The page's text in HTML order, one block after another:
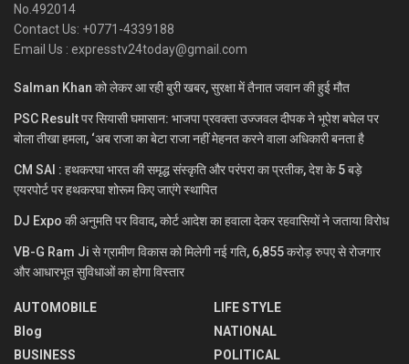
No.492014
Contact Us: +0771-4339188
Email Us : expresstv24today@gmail.com
Salman Khan को लेकर आ रही बुरी खबर, सुरक्षा में तैनात जवान की हुई मौत
PSC Result पर सियासी घमासान: भाजपा प्रवक्ता उज्जवल दीपक ने भूपेश बघेल पर
बोला तीखा हमला, ‘अब राजा का बेटा राजा नहीं मेहनत करने वाला अधिकारी बनता है
CM SAI : हथकरघा भारत की समृद्ध संस्कृति और परंपरा का प्रतीक, देश के 5 बड़े
एयरपोर्ट पर हथकरघा शोरूम किए जाएंगे स्थापित
DJ Expo की अनुमति पर विवाद, कोर्ट आदेश का हवाला देकर रहवासियों ने जताया विरोध
VB-G Ram Ji से ग्रामीण विकास को मिलेगी नई गति, 6,855 करोड़ रुपए से रोजगार
और आधारभूत सुविधाओं का होगा विस्तार
AUTOMOBILE
Blog
BUSINESS
LIFE STYLE
NATIONAL
POLITICAL